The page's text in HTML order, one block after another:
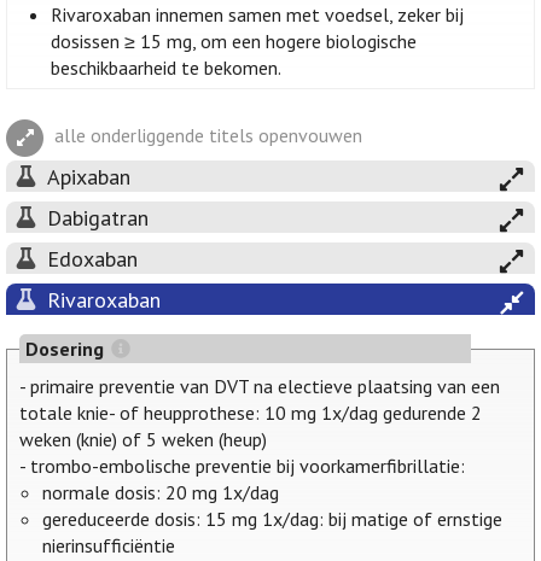
Rivaroxaban innemen samen met voedsel, zeker bij
dosissen ≥ 15 mg, om een hogere biologische
beschikbaarheid te bekomen.
alle onderliggende titels openvouwen
Apixaban
Dabigatran
Edoxaban
Rivaroxaban
Dosering
- primaire preventie van DVT na electieve plaatsing van een
totale knie- of heupprothese: 10 mg 1x/dag gedurende 2
weken (knie) of 5 weken (heup)
- trombo-embolische preventie bij voorkamerfibrillatie:
normale dosis: 20 mg 1x/dag
gereduceerde dosis: 15 mg 1x/dag: bij matige of ernstige
nierinsufficiëntie